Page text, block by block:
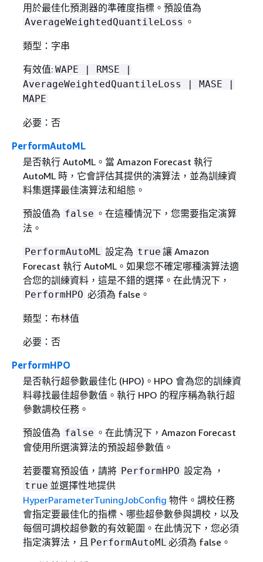
用於最佳化預測器的準確度指標。預設值為
AverageWeightedQuantileLoss 。
類型：字串
有效值: WAPE | RMSE |
AverageWeightedQuantileLoss | MASE |
MAPE
必要：否
PerformAutoML
是否執行 AutoML。當 Amazon Forecast 執行
AutoML 時，它會評估其提供的演算法，並為訓練資
料集選擇最佳演算法和組態。
預設值為 false 。在這種情況下，您需要指定演算
法。
PerformAutoML 設定為 true 讓 Amazon
Forecast 執行 AutoML。如果您不確定哪種演算法適
合您的訓練資料，這是不錯的選擇。在此情況下，
PerformHPO 必須為 false。
類型：布林值
必要：否
PerformHPO
是否執行超參數最佳化 (HPO)。HPO 會為您的訓練資
料尋找最佳超參數值。執行 HPO 的程序稱為執行超
參數調校任務。
預設值為 false 。在此情況下，Amazon Forecast
會使用所選演算法的預設超參數值。
若要覆寫預設值，請將 PerformHPO 設定為 ，
true 並選擇性地提供
HyperParameterTuningJobConfig 物件。調校任務
會指定要最佳化的指標、哪些超參數參與調校，以及
每個可調校超參數的有效範圍。在此情況下，您必須
指定演算法，且 PerformAutoML 必須為 false。